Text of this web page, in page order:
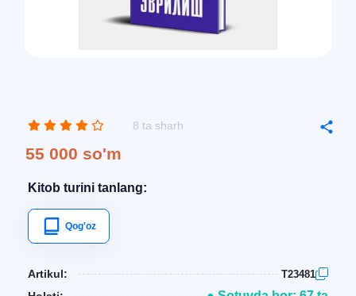
8 ta sharh
55 000 so'm
Kitob turini tanlang:
Qog'oz
Artikul: T23481